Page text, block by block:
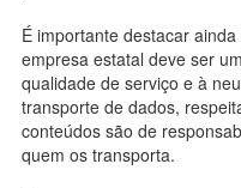
É importante destacar
empresa estatal deve ser
qualidade de serviço e à
transporte de dados,
conteúdos são de
quem os transporta.